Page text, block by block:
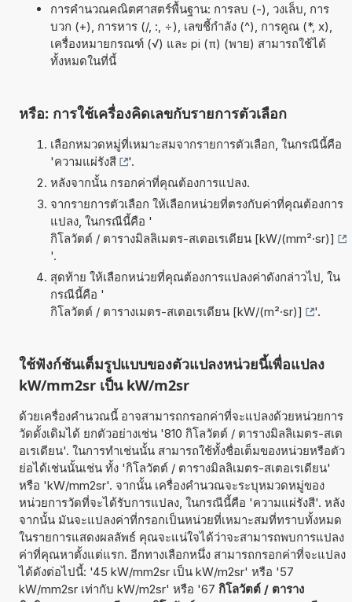
การคำนวณคณิตศาสตร์พื้นฐาน: การลบ (-), วงเล็บ, การ
บวก (+), การหาร (/, :, ÷), เลขชี้กำลัง (^), การคูณ (*, x),
เครื่องหมายกรณฑ์ (√) และ pi (π) (พาย) สามารถใช้ได้
ทั้งหมดในที่นี้
หรือ: การใช้เครื่องคิดเลขกับรายการตัวเลือก
เลือกหมวดหมู่ที่เหมาะสมจากรายการตัวเลือก, ในกรณีนี้คือ
'ความแผ่รังสี
'.
หลังจากนั้น กรอกค่าที่คุณต้องการแปลง.
จากรายการตัวเลือก ให้เลือกหน่วยที่ตรงกับค่าที่คุณต้องการ
แปลง, ในกรณีนี้คือ '
กิโลวัตต์ / ตารางมิลลิเมตร-สเตอเรเดียน [kW/(mm²·sr)]
'.
สุดท้าย ให้เลือกหน่วยที่คุณต้องการแปลงค่าดังกล่าวไป, ใน
กรณีนี้คือ '
กิโลวัตต์ / ตารางเมตร-สเตอเรเดียน [kW/(m²·sr)]
'.
ใช้ฟังก์ชันเต็มรูปแบบของตัวแปลงหน่วยนี้เพื่อแปลง
kW/mm2sr เป็น kW/m2sr
ด้วยเครื่องคำนวณนี้ อาจสามารถกรอกค่าที่จะแปลงด้วยหน่วยการ
วัดดั้งเดิมได้ ยกตัวอย่างเช่น '810 กิโลวัตต์ / ตารางมิลลิเมตร-สเต
อเรเดียน'. ในการทำเช่นนั้น สามารถใช้ทั้งชื่อเต็มของหน่วยหรือตัว
ย่อได้เช่นนั้นเช่น ทั้ง 'กิโลวัตต์ / ตารางมิลลิเมตร-สเตอเรเดียน'
หรือ 'kW/mm2sr'. จากนั้น เครื่องคำนวณจะระบุหมวดหมู่ของ
หน่วยการวัดที่จะได้รับการแปลง, ในกรณีนี้คือ 'ความแผ่รังสี'. หลัง
จากนั้น มันจะแปลงค่าที่กรอกเป็นหน่วยที่เหมาะสมที่ทราบทั้งหมด
ในรายการแสดงผลลัพธ์ คุณจะแน่ใจได้ว่าจะสามารถพบการแปลง
ค่าที่คุณหาตั้งแต่แรก. อีกทางเลือกหนึ่ง สามารถกรอกค่าที่จะแปลง
ได้ดังต่อไปนี้: '45 kW/mm2sr เป็น kW/m2sr' หรือ '57
kW/mm2sr เท่ากับ kW/m2sr' หรือ '67 กิโลวัตต์ / ตาราง